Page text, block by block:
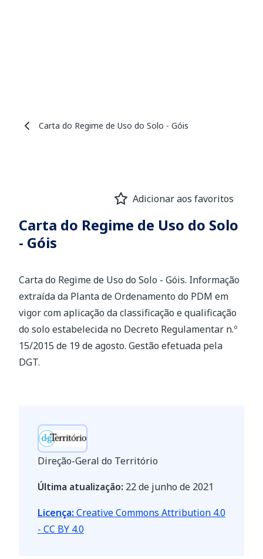
Carta do Regime de Uso do Solo - Góis
Adicionar aos favoritos
Carta do Regime de Uso do Solo
- Góis
Carta do Regime de Uso do Solo - Góis. Informação
extraída da Planta de Ordenamento do PDM em
vigor com aplicação da classificação e qualificação
do solo estabelecida no Decreto Regulamentar n.º
15/2015 de 19 de agosto. Gestão efetuada pela
DGT.
Direção-Geral do Território
Última atualização: 22 de junho de 2021
Licença: Creative Commons Attribution 4.0
- CC BY 4.0